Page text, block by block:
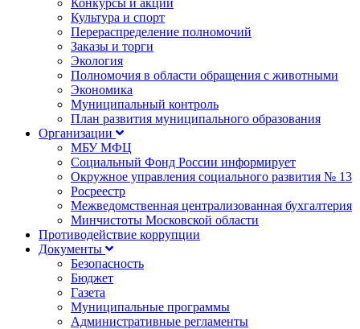
Конкурсы и акции
Культура и спорт
Перераспределение полномочий
Заказы и торги
Экология
Полномочия в области обращения с животными
Экономика
Муниципальный контроль
План развития муниципального образования
Организации
МБУ МФЦ
Социальный Фонд России информирует
Окружное управления социального развития № 13
Росреестр
Межведомственная централизованная бухгалтерия
Минчистоты Московской области
Противодействие коррупции
Документы
Безопасность
Бюджет
Газета
Муниципальные программы
Административные регламенты